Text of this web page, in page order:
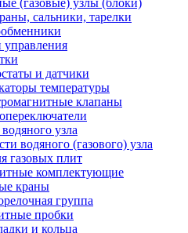
(газовые) узлы (блоки)
сальники, тарелки
управления
и датчики
температуры
клапаны
узла
водяного (газового) узла
газовых плит
комплектующие
краны
группа
пробки
и кольца